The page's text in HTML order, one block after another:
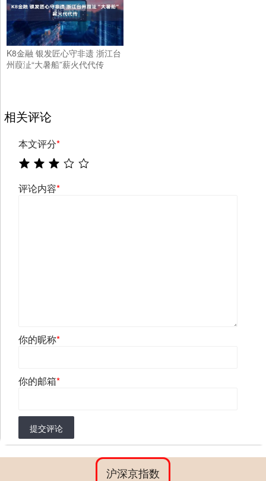
K8金融 银发匠心守非遗 浙江台
州葭沚“大暑船”薪火代代传
相关评论
本文评分*
评论内容*
你的昵称*
你的邮箱*
提交评论
沪深京指数